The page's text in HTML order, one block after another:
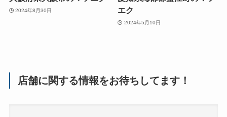
2024年8月30日
エク
2024年5月10日
店舗に関する情報をお待ちしてます！